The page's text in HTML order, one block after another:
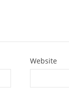
Website